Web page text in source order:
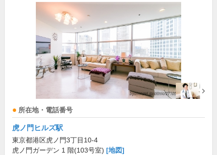
所在地・電話番号
虎ノ門ヒルズ駅
東京都港区⻁ノ門3丁目10-4
⻁ノ門ガーデン 1 階(103号室) [地図]